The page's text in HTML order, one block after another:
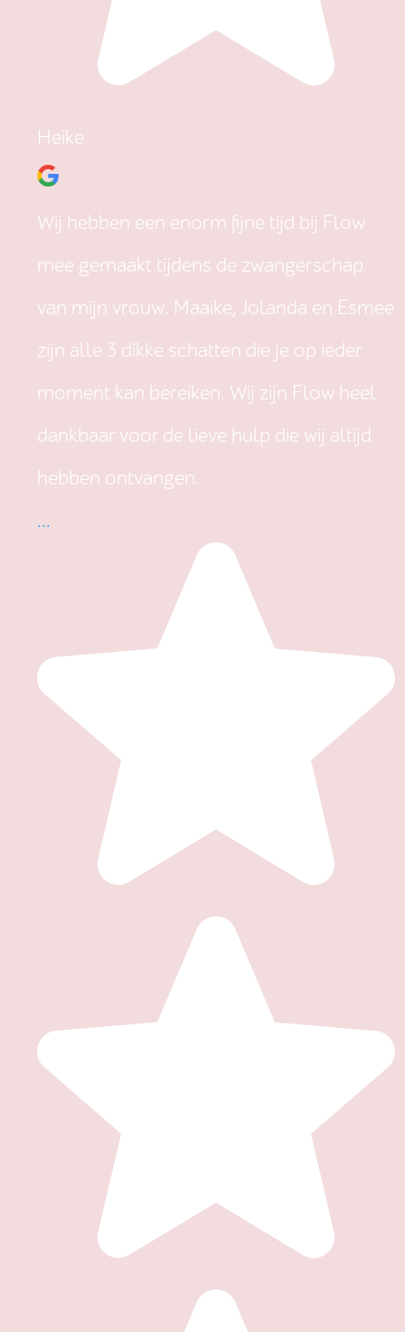
Heike
Wij hebben een enorm fijne tijd bij Flow
mee gemaakt tijdens de zwangerschap
van mijn vrouw. Maaike, Jolanda en Esmee
zijn alle 3 dikke schatten die je op ieder
moment kan bereiken. Wij zijn Flow heel
dankbaar voor de lieve hulp die wij altijd
hebben ontvangen.
...